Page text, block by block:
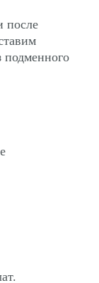
после
подменного